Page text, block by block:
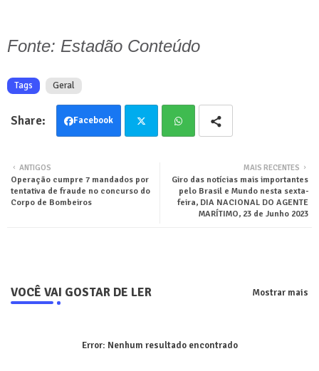
Fonte: Estadão Conteúdo
Tags Geral
Facebook
ter tsa
MAIS RECENTES
Giro das notícias mais importantes
pelo Brasil e Mundo nesta sexta-
feira, DIA NACIONAL DO AGENTE
MARÍTIMO, 23 de Junho 2023
ANTIGOS
Operação cumpre 7 mandados por
tentativa de fraude no concurso do
Corpo de Bombeiros
VOCÊ VAI GOSTAR DE LER Mostrar mais
Error: Nenhum resultado encontrado